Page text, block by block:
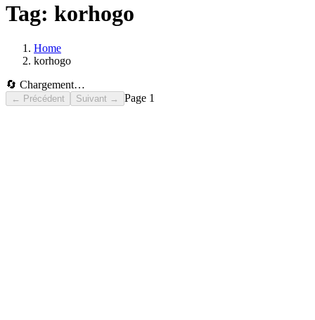
Tag: korhogo
Home
korhogo
🔄 Chargement…
← Précédent Suivant → Page 1